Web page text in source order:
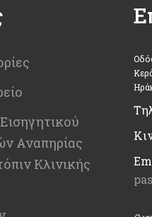
Αναπηρίας
Κλινικής